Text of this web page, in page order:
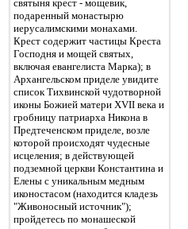
святыня крест - мощевик,
подаренный монастырю
иерусалимскими монахами.
Крест содержит частицы Креста
Господня и мощей святых,
включая евангелиста Марка); в
Архангельском приделе увидите
список Тихвинской чудотворной
иконы Божией матери XVII века и
гробницу патриарха Никона в
Предтеченском приделе, возле
которой происходят чудесные
исцеления; в действующей
подземной церкви Константина и
Елены с уникальным медным
иконостасом (находится кладезь
"Живоносный источник");
пройдетесь по монашеской